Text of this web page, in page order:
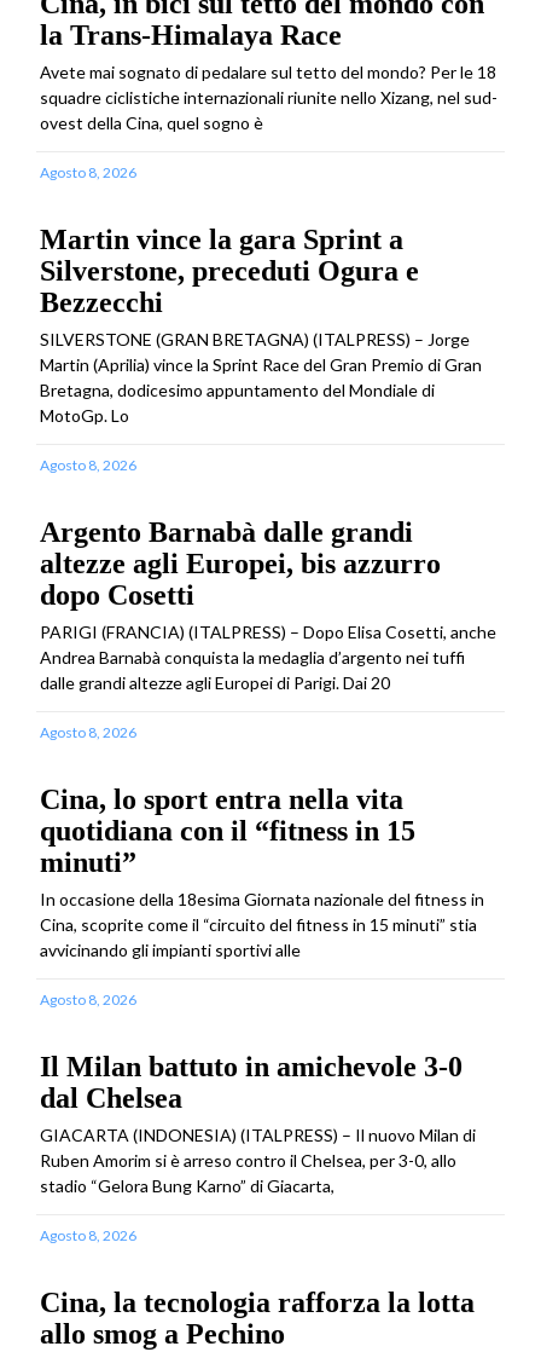
la Trans-Himalaya Race
Avete mai sognato di pedalare sul tetto del mondo? Per le 18
squadre ciclistiche internazionali riunite nello Xizang, nel sud-
ovest della Cina, quel sogno è
Agosto 8, 2026
Martin vince la gara Sprint a
Silverstone, preceduti Ogura e
Bezzecchi
SILVERSTONE (GRAN BRETAGNA) (ITALPRESS) – Jorge
Martin (Aprilia) vince la Sprint Race del Gran Premio di Gran
Bretagna, dodicesimo appuntamento del Mondiale di
MotoGp. Lo
Agosto 8, 2026
Argento Barnabà dalle grandi
altezze agli Europei, bis azzurro
dopo Cosetti
PARIGI (FRANCIA) (ITALPRESS) – Dopo Elisa Cosetti, anche
Andrea Barnabà conquista la medaglia d’argento nei tuffi
dalle grandi altezze agli Europei di Parigi. Dai 20
Agosto 8, 2026
Cina, lo sport entra nella vita
quotidiana con il “fitness in 15
minuti”
In occasione della 18esima Giornata nazionale del fitness in
Cina, scoprite come il “circuito del fitness in 15 minuti” stia
avvicinando gli impianti sportivi alle
Agosto 8, 2026
Il Milan battuto in amichevole 3-0
dal Chelsea
GIACARTA (INDONESIA) (ITALPRESS) – Il nuovo Milan di
Ruben Amorim si è arreso contro il Chelsea, per 3-0, allo
stadio “Gelora Bung Karno” di Giacarta,
Agosto 8, 2026
Cina, la tecnologia rafforza la lotta
allo smog a Pechino